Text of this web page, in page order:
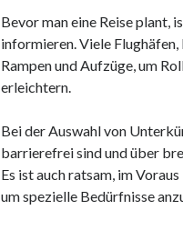
Bevor man eine Reise plant,
informieren. Viele
Rampen und Aufzüge, um
erleichtern.
Bei der Auswahl von
barrierefrei sind und über
Es ist auch ratsam, im
um spezielle Bedürfnisse